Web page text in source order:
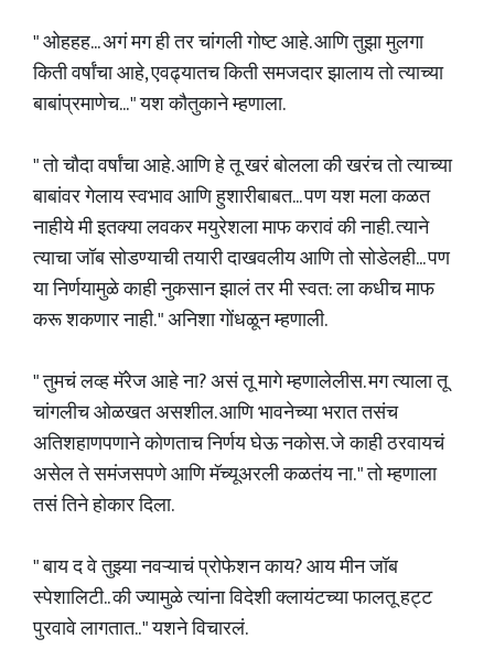
" ओहहह... अगं मग ही तर चांगली गोष्ट आहे. आणि तुझा मुलगा
किती वर्षांचा आहे, एवढ्यातच किती समजदार झालाय तो त्याच्या
बाबांप्रमाणेच... " यश कौतुकाने म्हणाला.
" तो चौदा वर्षांचा आहे. आणि हे तू खरं बोलला की खरंच तो त्याच्या
बाबांवर गेलाय स्वभाव आणि हुशारीबाबत... पण यश मला कळत
नाहीये मी इतक्या लवकर मयुरेशला माफ करावं की नाही. त्याने
त्याचा जॉब सोडण्याची तयारी दाखवलीय आणि तो सोडेलही... पण
या निर्णयामुळे काही नुकसान झालं तर मी स्वत: ला कधीच माफ
करू शकणार नाही. " अनिशा गोंधळून म्हणाली.
" तुमचं लव्ह मॅरेज आहे ना? असं तू मागे म्हणालेलीस. मग त्याला तू
चांगलीच ओळखत असशील. आणि भावनेच्या भरात तसंच
अतिशहाणपणाने कोणताच निर्णय घेऊ नकोस. जे काही ठरवायचं
असेल ते समंजसपणे आणि मॅच्यूअरली कळतंय ना. " तो म्हणाला
तसं तिने होकार दिला.
" बाय द वे तुझ्या नवऱ्याचं प्रोफेशन काय? आय मीन जॉब
स्पेशालिटी.. की ज्यामुळे त्यांना विदेशी क्लायंटच्या फालतू हट्ट
पुरवावे लागतात.. " यशने विचारलं.